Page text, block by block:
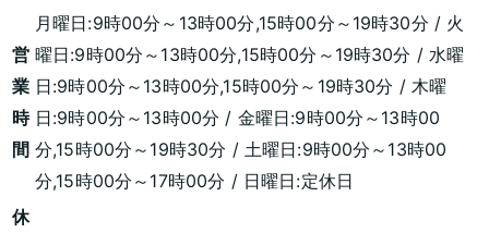
営
業
時
間
月曜日:9時00分～13時00分,15時00分～19時30分 / 火
曜日:9時00分～13時00分,15時00分～19時30分 / 水曜
日:9時00分～13時00分,15時00分～19時30分 / 木曜
日:9時00分～13時00分 / 金曜日:9時00分～13時00
分,15時00分～19時30分 / 土曜日:9時00分～13時00
分,15時00分～17時00分 / 日曜日:定休日
休